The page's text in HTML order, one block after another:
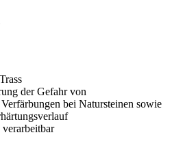
der Gefahr von
bei Natursteinen sowie